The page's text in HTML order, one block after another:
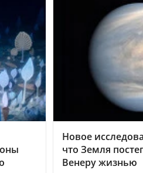
Новое
что Земля
Венеру жизнью